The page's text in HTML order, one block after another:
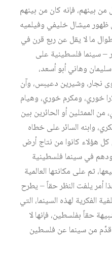
بينهم، فإنه كان من بينهم
ظهور ميشال خليفي وفيلميه
ما لا يقل عن ربع قرن في
– سينما فلسطينية على
سليمان وهاني أبو أسعد،
نجار، وشيرين دعيبس، وآن
خوري، ومكرم خوري، وهيام
الممثلين أو الحائرين بين
وابنه السائر على خطاه
كل هؤلاء كانوا من نتاج أرض
في سينما فلسطينية
ثم على مكانتها العالمية
أمر يلفت النظر حقاً – يطرح
الفكرية لهذه السينما، التي
حقاً بفلسطين، فإنها لا
من سينما عن فلسطين